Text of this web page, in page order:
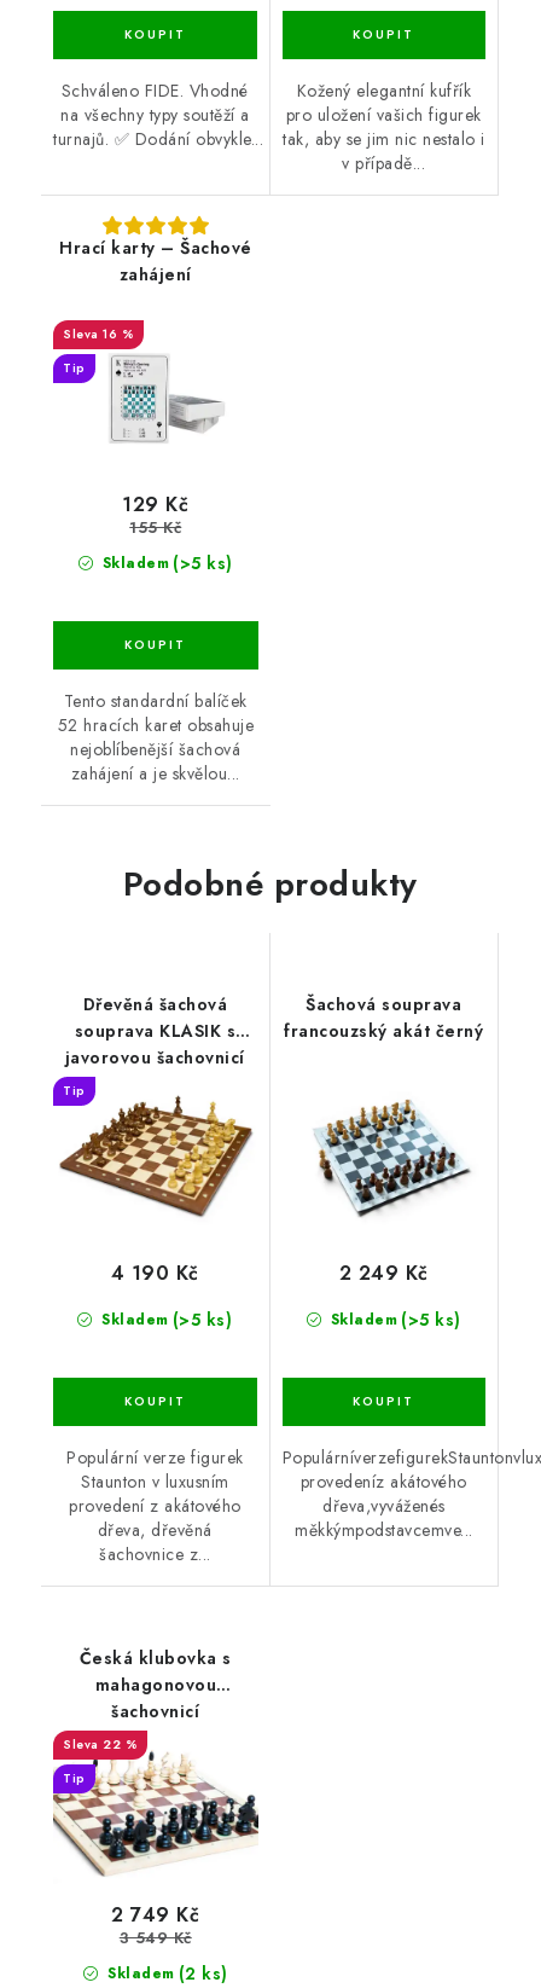
Schváleno FIDE. Vhodné
na všechny typy soutěží a
turnajů. ✅ Dodání obvykle...
Kožený elegantní kufřík
pro uložení vašich figurek
tak, aby se jim nic nestalo i
v případě...
Hrací karty – Šachové
zahájení
16 %
Tip
Skladem (>5 ks)
129 Kč
155 Kč
Tento standardní balíček
52 hracích karet obsahuje
nejoblíbenější šachová
zahájení a je skvělou...
Podobné produkty
Dřevěná šachová
souprava KLASIK s
javorovou šachovnicí
Tip
Skladem (>5 ks)
4 190 Kč
Populární verze figurek
Staunton v luxusním
provedení z akátového
dřeva, dřevěná
šachovnice z...
Šachová souprava
francouzský akát černý
Skladem (>5 ks)
2 249 Kč
provedeníz akátového
dřeva,vyváženés
měkkýmpodstavcemve...
Česká klubovka s
mahagonovou
šachovnicí
22 %
Tip
Skladem (2 ks)
2 749 Kč
3 549 Kč